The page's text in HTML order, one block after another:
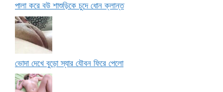
পালা করে বউ শাশুড়িকে চুদে ধোন ক্লান্ত
ভোদা দেখে বুড়ো স্যার যৌবন ফিরে পেলো